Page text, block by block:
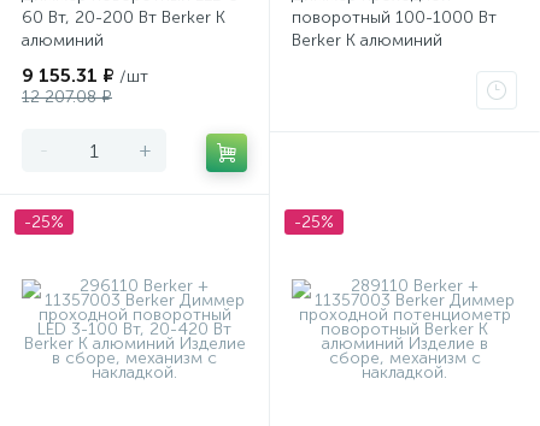
60 Вт, 20-200 Вт Berker K
алюминий
9 155.31 ₽ /шт
12 207.08 ₽
- +
поворотный 100-1000 Вт
Berker K алюминий
-25% -25%